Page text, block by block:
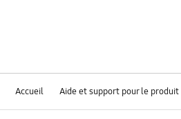
Accueil Aide et support pour le produit